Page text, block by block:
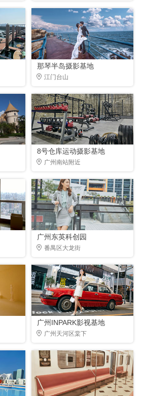
那琴半岛摄影基地
江门台山
8号仓库运动摄影基地
广州南站附近
广州东英科创园
番禺区大龙街
广州INPARK影视基地
广州天河区棠下